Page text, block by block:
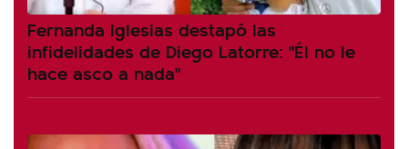
Fernanda Iglesias destapó las
infidelidades de Diego Latorre: "Él no le
hace asco a nada"